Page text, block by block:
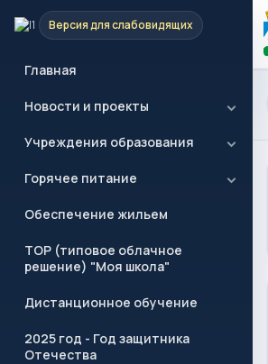
Версия для слабовидящих
Главная
Новости и проекты
Учреждения образования
Горячее питание
Обеспечение жильем
ТОР (типовое облачное
решение) "Моя школа"
Дистанционное обучение
2025 год - Год защитника
Отечества